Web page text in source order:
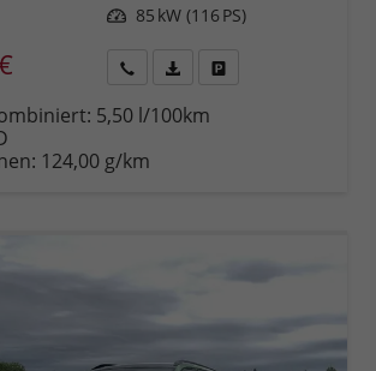
Leistung 85 kW (116 PS)
anfordern
Datei,
5,50 l/100km
124,00 g/km